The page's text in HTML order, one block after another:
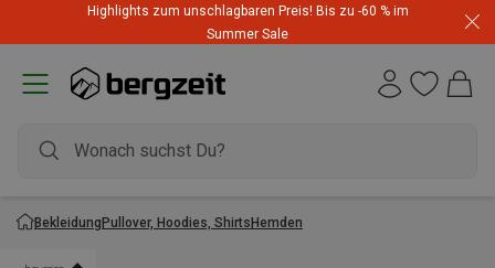
Highlights zum unschlagbaren Preis! Bis zu -60 % im
Summer Sale
BekleidungPullover, Hoodies, ShirtsHemden